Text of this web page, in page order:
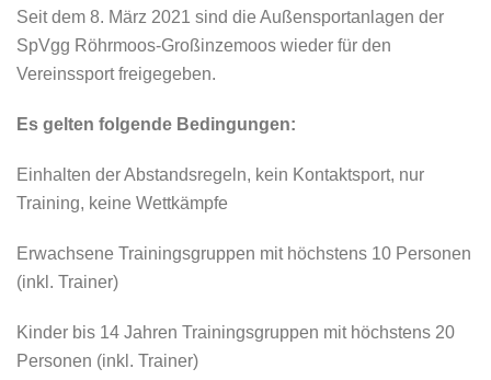
Seit dem 8. März 2021 sind die Außensportanlagen der
SpVgg Röhrmoos-Großinzemoos wieder für den
Vereinssport freigegeben.
Es gelten folgende Bedingungen:
Einhalten der Abstandsregeln, kein Kontaktsport, nur
Training, keine Wettkämpfe
Erwachsene Trainingsgruppen mit höchstens 10 Personen
(inkl. Trainer)
Kinder bis 14 Jahren Trainingsgruppen mit höchstens 20
Personen (inkl. Trainer)